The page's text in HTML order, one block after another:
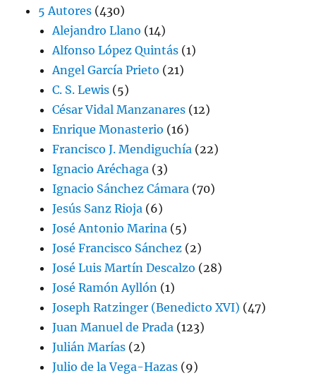
5 Autores (430)
Alejandro Llano (14)
Alfonso López Quintás (1)
Angel García Prieto (21)
C. S. Lewis (5)
César Vidal Manzanares (12)
Enrique Monasterio (16)
Francisco J. Mendiguchía (22)
Ignacio Aréchaga (3)
Ignacio Sánchez Cámara (70)
Jesús Sanz Rioja (6)
José Antonio Marina (5)
José Francisco Sánchez (2)
José Luis Martín Descalzo (28)
José Ramón Ayllón (1)
Joseph Ratzinger (Benedicto XVI) (47)
Juan Manuel de Prada (123)
Julián Marías (2)
Julio de la Vega-Hazas (9)